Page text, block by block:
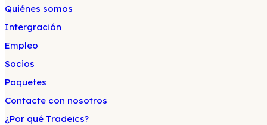
Quiénes somos
Intergración
Empleo
Socios
Paquetes
Contacte con nosotros
¿Por qué Tradeics?